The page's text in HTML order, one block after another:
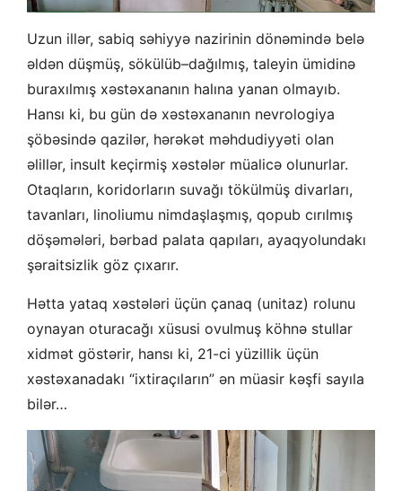
Uzun illər, sabiq səhiyyə nazirinin dönəmində belə
əldən düşmüş, sökülüb–dağılmış, taleyin ümidinə
buraxılmış xəstəxananın halına yanan olmayıb.
Hansı ki, bu gün də xəstəxananın nevrologiya
şöbəsində qazilər, hərəkət məhdudiyyəti olan
əlillər, insult keçirmiş xəstələr müalicə olunurlar.
Otaqların, koridorların suvağı tökülmüş divarları,
tavanları, linoliumu nimdaşlaşmış, qopub cırılmış
döşəmələri, bərbad palata qapıları, ayaqyolundakı
şəraitsizlik göz çıxarır.
Hətta yataq xəstələri üçün çanaq (unitaz) rolunu
oynayan oturacağı xüsusi ovulmuş köhnə stullar
xidmət göstərir, hansı ki, 21-ci yüzillik üçün
xəstəxanadakı “ixtiraçıların” ən müasir kəşfi sayıla
bilər…